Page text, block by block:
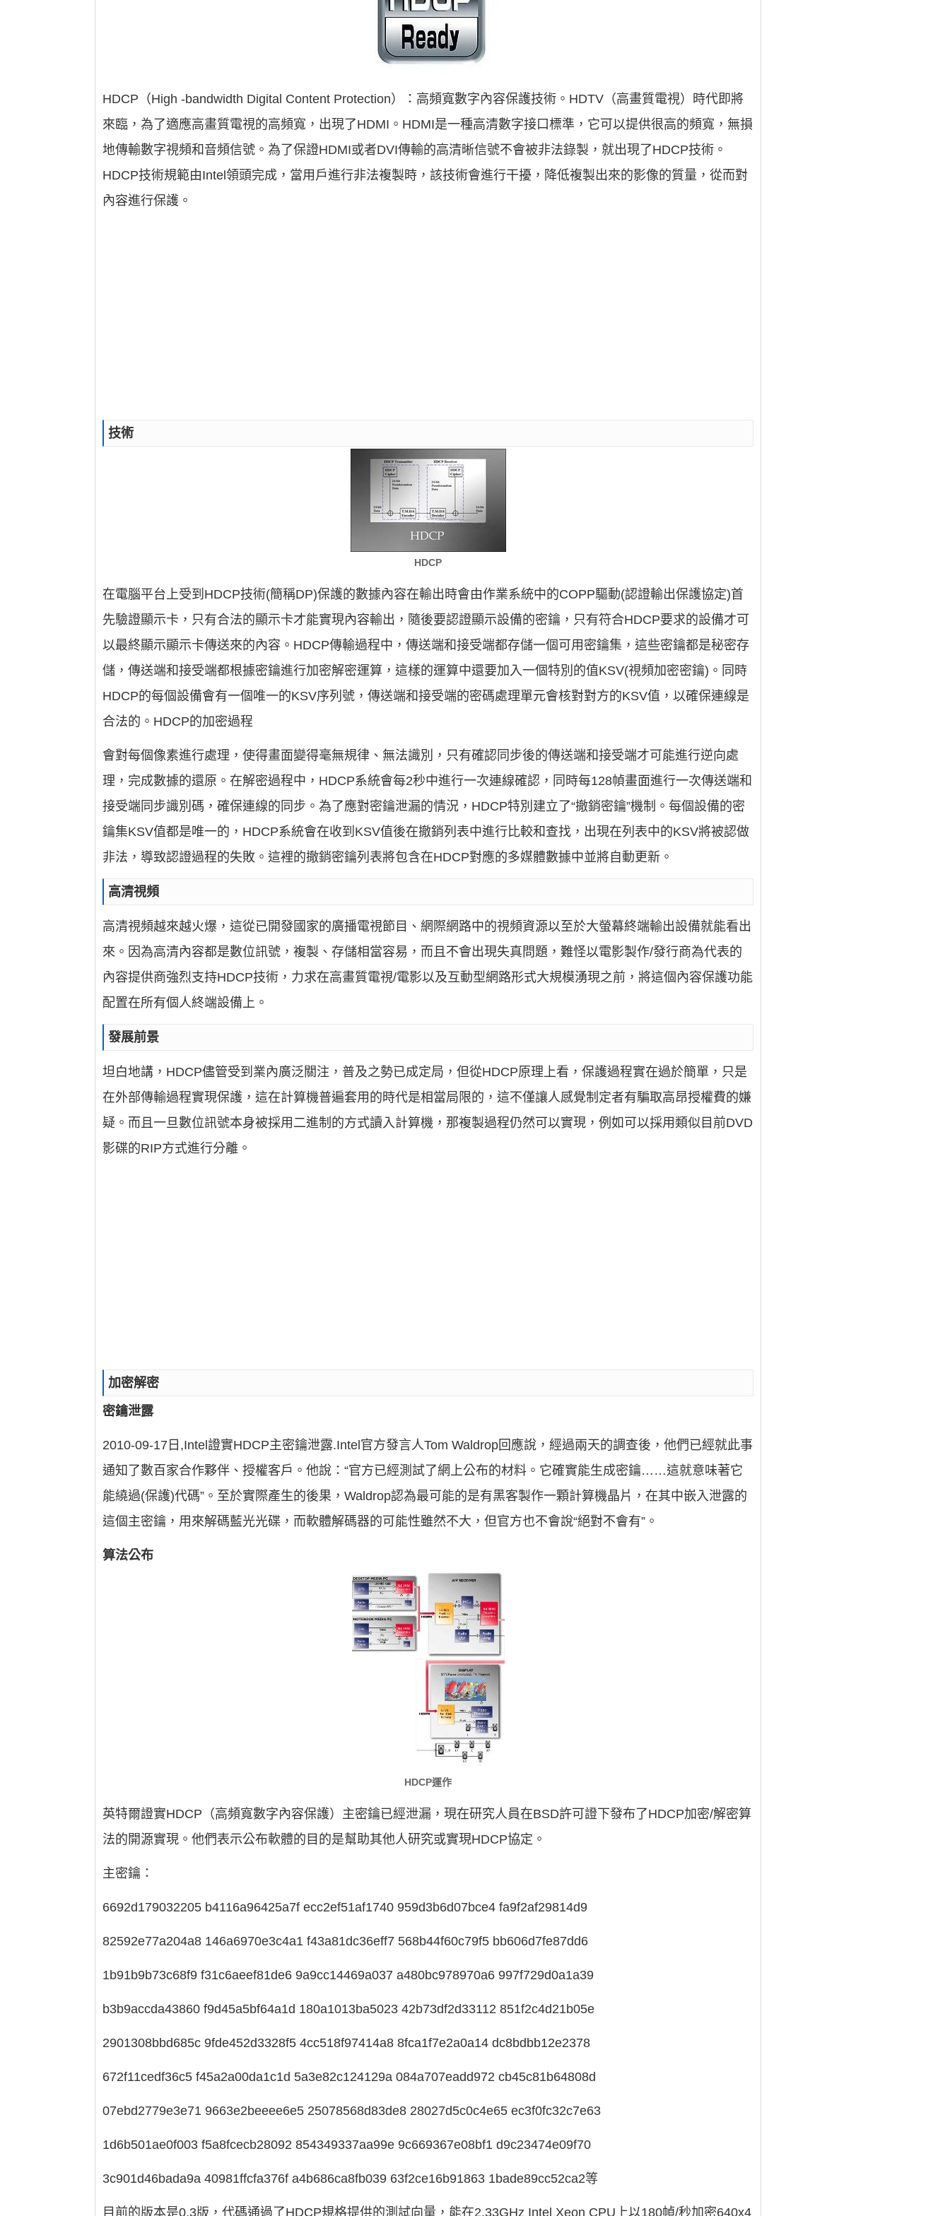
HDCP（High -bandwidth Digital Content Protection）：高頻寬數字內容保護技術。HDTV（高畫質電視）時代即將
來臨，為了適應高畫質電視的高頻寬，出現了HDMI。HDMI是一種高清數字接口標準，它可以提供很高的頻寬，無損
地傳輸數字視頻和音頻信號。為了保證HDMI或者DVI傳輸的高清晰信號不會被非法錄製，就出現了HDCP技術。
HDCP技術規範由Intel領頭完成，當用戶進行非法複製時，該技術會進行干擾，降低複製出來的影像的質量，從而對
內容進行保護。
技術
HDCP
在電腦平台上受到HDCP技術(簡稱DP)保護的數據內容在輸出時會由作業系統中的COPP驅動(認證輸出保護協定)首
先驗證顯示卡，只有合法的顯示卡才能實現內容輸出，隨後要認證顯示設備的密鑰，只有符合HDCP要求的設備才可
以最終顯示顯示卡傳送來的內容。HDCP傳輸過程中，傳送端和接受端都存儲一個可用密鑰集，這些密鑰都是秘密存
儲，傳送端和接受端都根據密鑰進行加密解密運算，這樣的運算中還要加入一個特別的值KSV(視頻加密密鑰)。同時
HDCP的每個設備會有一個唯一的KSV序列號，傳送端和接受端的密碼處理單元會核對對方的KSV值，以確保連線是
合法的。HDCP的加密過程
會對每個像素進行處理，使得畫面變得毫無規律、無法識別，只有確認同步後的傳送端和接受端才可能進行逆向處
理，完成數據的還原。在解密過程中，HDCP系統會每2秒中進行一次連線確認，同時每128幀畫面進行一次傳送端和
接受端同步識別碼，確保連線的同步。為了應對密鑰泄漏的情況，HDCP特別建立了“撤銷密鑰”機制。每個設備的密
鑰集KSV值都是唯一的，HDCP系統會在收到KSV值後在撤銷列表中進行比較和查找，出現在列表中的KSV將被認做
非法，導致認證過程的失敗。這裡的撤銷密鑰列表將包含在HDCP對應的多媒體數據中並將自動更新。
高清視頻
高清視頻越來越火爆，這從已開發國家的廣播電視節目、網際網路中的視頻資源以至於大螢幕終端輸出設備就能看出
來。因為高清內容都是數位訊號，複製、存儲相當容易，而且不會出現失真問題，難怪以電影製作/發行商為代表的
內容提供商強烈支持HDCP技術，力求在高畫質電視/電影以及互動型網路形式大規模湧現之前，將這個內容保護功能
配置在所有個人終端設備上。
發展前景
坦白地講，HDCP儘管受到業內廣泛關注，普及之勢已成定局，但從HDCP原理上看，保護過程實在過於簡單，只是
在外部傳輸過程實現保護，這在計算機普遍套用的時代是相當局限的，這不僅讓人感覺制定者有騙取高昂授權費的嫌
疑。而且一旦數位訊號本身被採用二進制的方式讀入計算機，那複製過程仍然可以實現，例如可以採用類似目前DVD
影碟的RIP方式進行分離。
加密解密
密鑰泄露
2010-09-17日,Intel證實HDCP主密鑰泄露.Intel官方發言人Tom Waldrop回應說，經過兩天的調查後，他們已經就此事
通知了數百家合作夥伴、授權客戶。他說：“官方已經測試了網上公布的材料。它確實能生成密鑰……這就意味著它
能繞過(保護)代碼”。至於實際產生的後果，Waldrop認為最可能的是有黑客製作一顆計算機晶片，在其中嵌入泄露的
這個主密鑰，用來解碼藍光光碟，而軟體解碼器的可能性雖然不大，但官方也不會說“絕對不會有”。
算法公布
HDCP運作
英特爾證實HDCP（高頻寬數字內容保護）主密鑰已經泄漏，現在研究人員在BSD許可證下發布了HDCP加密/解密算
法的開源實現。他們表示公布軟體的目的是幫助其他人研究或實現HDCP協定。
主密鑰：
6692d179032205 b4116a96425a7f ecc2ef51af1740 959d3b6d07bce4 fa9f2af29814d9
82592e77a204a8 146a6970e3c4a1 f43a81dc36eff7 568b44f60c79f5 bb606d7fe87dd6
1b91b9b73c68f9 f31c6aeef81de6 9a9cc14469a037 a480bc978970a6 997f729d0a1a39
b3b9accda43860 f9d45a5bf64a1d 180a1013ba5023 42b73df2d33112 851f2c4d21b05e
2901308bbd685c 9fde452d3328f5 4cc518f97414a8 8fca1f7e2a0a14 dc8bdbb12e2378
672f11cedf36c5 f45a2a00da1c1d 5a3e82c124129a 084a707eadd972 cb45c81b64808d
07ebd2779e3e71 9663e2beeee6e5 25078568d83de8 28027d5c0c4e65 ec3f0fc32c7e63
1d6b501ae0f003 f5a8fcecb28092 854349337aa99e 9c669367e08bf1 d9c23474e09f70
3c901d46bada9a 40981ffcfa376f a4b686ca8fb039 63f2ce16b91863 1bade89cc52ca2等
目前的版本是0.3版，代碼通過了HDCP規格提供的測試向量，能在2.33GHz Intel Xeon CPU上以180幀/秒加密640x4